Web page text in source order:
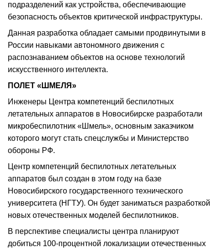
подразделений как устройства, обеспечивающие
безопасность объектов критической инфраструктуры.
Данная разработка обладает самыми продвинутыми в
России навыками автономного движения с
распознаванием объектов на основе технологий
искусственного интеллекта.
ПОЛЕТ «ШМЕЛЯ»
Инженеры Центра компетенций беспилотных
летательных аппаратов в Новосибирске разработали
микробеспилотник «Шмель», основным заказчиком
которого могут стать спецслужбы и Министерство
обороны РФ.
Центр компетенций беспилотных летательных
аппаратов был создан в этом году на базе
Новосибирского государственного технического
университета (НГТУ). Он будет заниматься разработкой
новых отечественных моделей беспилотников.
В перспективе специалисты центра планируют
добиться 100-процентной локализации отечественных